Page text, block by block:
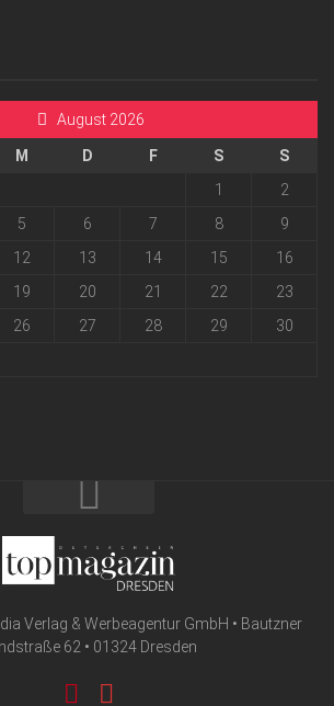
August 2026
M D F S
S
1
2
5 6 7 8
9
12 13 14 15
16
19 20 21 22
23
26 27 28 29
30
Verlag & Werbeagentur GmbH • Bautzner
62 • 01324 Dresden